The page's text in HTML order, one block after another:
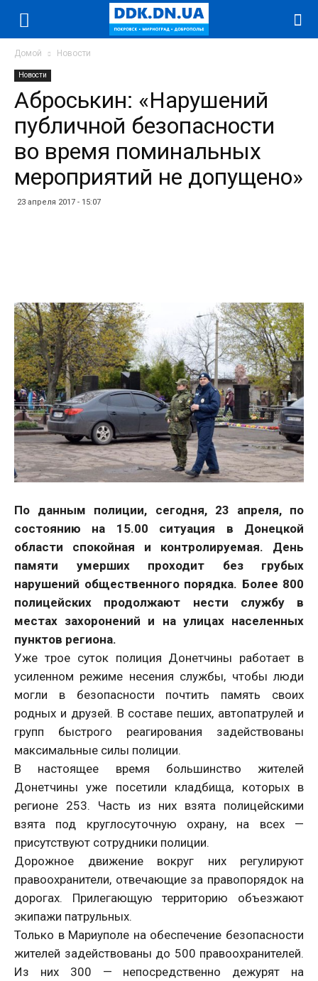
Домой Новости
Новости
Аброськин: «Нарушений
публичной безопасности
во время поминальных
мероприятий не допущено»
23 апреля 2017 - 15:07
По данным полиции, сегодня, 23 апреля, по
состоянию на 15.00 ситуация в Донецкой
области спокойная и контролируемая. День
памяти умерших проходит без грубых
нарушений общественного порядка. Более 800
полицейских продолжают нести службу в
местах захоронений и на улицах населенных
пунктов региона.
Уже трое суток полиция Донетчины работает в
усиленном режиме несения службы, чтобы люди
могли в безопасности почтить память своих
родных и друзей. В составе пеших, автопатрулей и
групп быстрого реагирования задействованы
максимальные силы полиции.
В настоящее время большинство жителей
Донетчины уже посетили кладбища, которых в
регионе 253. Часть из них взята полицейскими
взята под круглосуточную охрану, на всех —
присутствуют сотрудники полиции.
Дорожное движение вокруг них регулируют
правоохранители, отвечающие за правопорядок на
дорогах. Прилегающую территорию объезжают
экипажи патрульных.
Только в Мариуполе на обеспечение безопасности
жителей задействованы до 500 правоохранителей.
Из них 300 — непосредственно дежурят на